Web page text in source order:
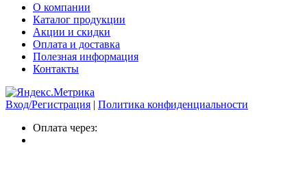
О компании
Каталог продукции
Акции и скидки
Оплата и доставка
Полезная информация
Контакты
Вход/Регистрация | Политика конфиденциальности
Оплата через: